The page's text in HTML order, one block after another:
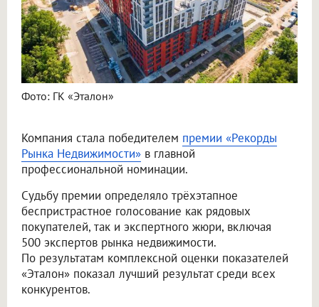
Фото: ГК «Эталон»
Компания стала победителем премии «Рекорды
Рынка Недвижимости» в главной
профессиональной номинации.
Судьбу премии определяло трёхэтапное
беспристрастное голосование как рядовых
покупателей, так и экспертного жюри, включая
500 экспертов рынка недвижимости.
По результатам комплексной оценки показателей
«Эталон» показал лучший результат среди всех
конкурентов.